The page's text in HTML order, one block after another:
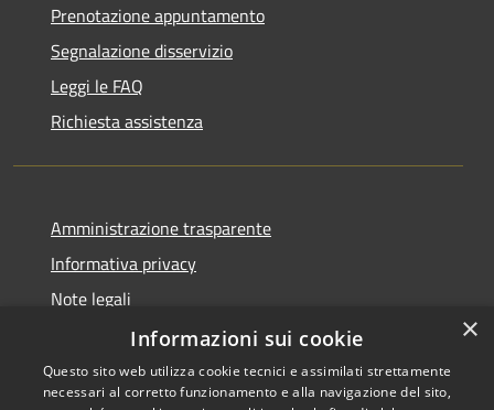
Prenotazione appuntamento
Segnalazione disservizio
Leggi le FAQ
Richiesta assistenza
Amministrazione trasparente
Informativa privacy
Note legali
Dichiarazione di accessibilità
×
Informazioni sui cookie
Questo sito web utilizza cookie tecnici e assimilati strettamente
necessari al corretto funzionamento e alla navigazione del sito,